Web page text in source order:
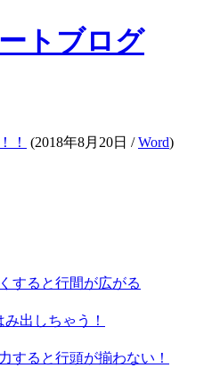
トブログ
！ (2018年8月20日 /Word)
すると行間が広がる
出しちゃう！
すると行頭が揃わない！